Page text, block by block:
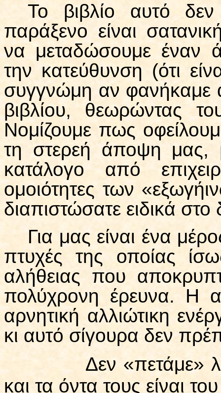
Το βιβλίο αυτό δεν
παράξενο είναι
να μεταδώσουμε έναν
την κατεύθυνση (ότι
συγγνώμη αν φανήκαμε
βιβλίου, θεωρώντας
Νομίζουμε πως
τη στερεή άποψη μας,
κατάλογο από
ομοιότητες των
διαπιστώσατε ειδικά
Για μας είναι ένα
πτυχές της οποίας
αλήθειας που
πολύχρονη έρευνα. Η
αρνητική αλλιώτικη
κι αυτό σίγουρα δεν
Δεν «πετάμε»
και τα όντα τους είναι